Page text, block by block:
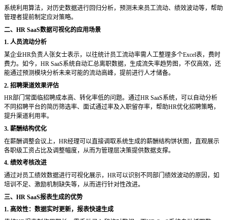
系统利用算法，对历史数据进行回归分析，预测未来员工流动、绩效波动等，帮助
管理者提前制定应对策略。
二、 HR SaaS数据可视化的应用场景
1. 人员流动分析
某企业HR负责人张女士表示，以往统计员工流动率需人工整理多个Excel表，费时
费力。如今，HR SaaS系统自动汇总离职数据，生成流失率趋势图，不仅高效，还
能通过预测模块分析未来可能的流动高峰，提前进行人才储备。
2. 招聘渠道效果评估
HR部门常面临招聘成本高、转化率低的问题。通过HR SaaS系统，可以自动分析
不同招聘平台的简历筛选率、面试通过率及入职留存率，帮助HR优化招聘策略，
提升渠道利用率。
3. 薪酬结构优化
在薪酬调整会议上， HR经理可以直接调取系统生成的薪酬结构饼状图，直观展示
各职级工资占比及调整幅度，从而为管理层决策提供数据支撑。
4. 绩效考核改进
通过对员工绩效数据进行可视化展示， HR可以识别不同部门绩效波动的原因，如
培训不足、激励机制缺失等，从而进行针对性改进。
三、 HR SaaS报表生成的优势
1. 高效性：数据实时更新，报表快速生成